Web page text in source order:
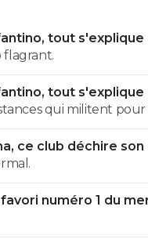
tout s'explique
flagrant.
tout s'explique
merde
leurope-pousse-
ta fixette
privée pour
2030 de football Mars
pour les candidatures
ce club déchire
numéro 1 du